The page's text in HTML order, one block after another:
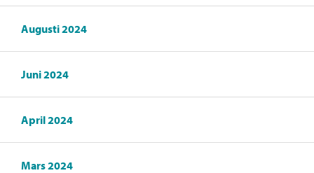
Augusti 2024
Juni 2024
April 2024
Mars 2024